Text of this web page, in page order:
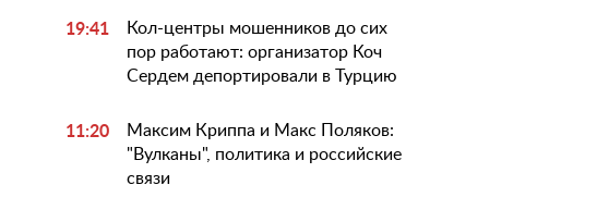
19:41
Кол-центры мошенников до сих
пор работают: организатор Коч
Сердем депортировали в Турцию
11:20
Максим Криппа и Макс Поляков:
"Вулканы", политика и российские
связи